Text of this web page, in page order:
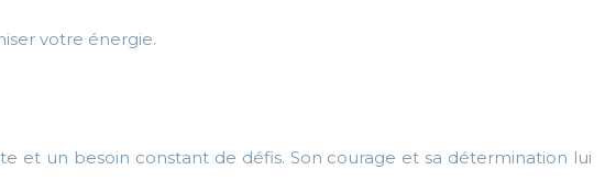
votre énergie.
et un besoin constant de défis. Son courage et sa détermination lui